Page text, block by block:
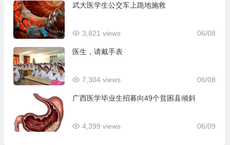
武大医学生公交车上跪地施救
06/08
3,821 views
医生，请戴手表
06/08
7,304 views
广西医学毕业生招募向49个贫困县倾斜
06/09
4,399 views